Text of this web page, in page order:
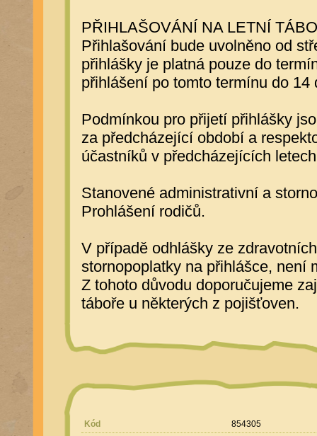
PŘIHLAŠOVÁNÍ NA LETNÍ
Přihlašování bude uvolněno od
přihlášky je platná pouze do
přihlášení po tomto termínu do 14
Podmínkou pro přijetí přihlášky
za předcházející období a
účastníků v předcházejících
Stanovené administrativní a
Prohlášení rodičů.
V případě odhlášky ze
stornopoplatky na přihlášce, není
Z tohoto důvodu doporučujeme
táboře u některých z pojišťoven.
Kód
854305